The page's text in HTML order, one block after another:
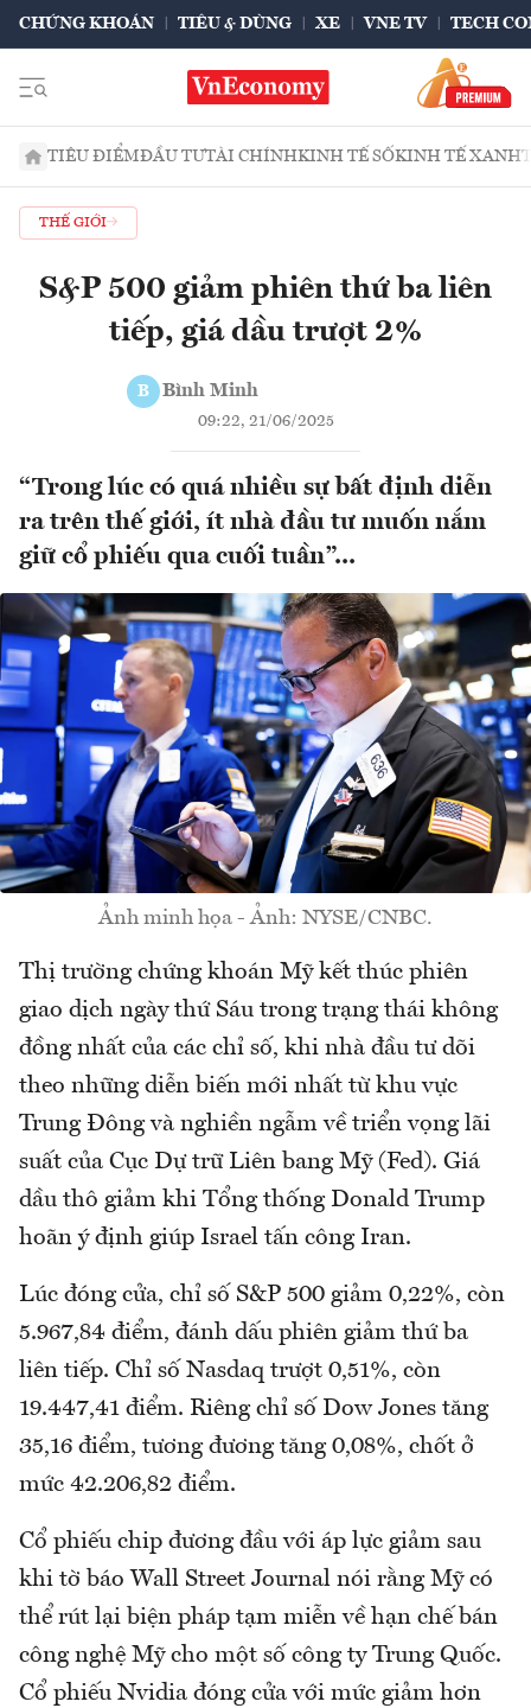
CHỨNG KHOÁN TIÊU & DÙNG XE VNE TV TECH
TIÊU ĐIỂMĐẦU TƯTÀI CHÍNHKINH TẾ SỐKINH TẾ XANH
THẾ GIỚI
S&P 500 giảm phiên thứ ba liên
tiếp, giá dầu trượt 2%
B Bình Minh
09:22, 21/06/2025
“Trong lúc có quá nhiều sự bất định diễn
ra trên thế giới, ít nhà đầu tư muốn nắm
giữ cổ phiếu qua cuối tuần”...
Ảnh minh họa - Ảnh: NYSE/CNBC.
Thị trường chứng khoán Mỹ kết thúc phiên
giao dịch ngày thứ Sáu trong trạng thái không
đồng nhất của các chỉ số, khi nhà đầu tư dõi
theo những diễn biến mới nhất từ khu vực
Trung Đông và nghiền ngẫm về triển vọng lãi
suất của Cục Dự trữ Liên bang Mỹ (Fed). Giá
dầu thô giảm khi Tổng thống Donald Trump
hoãn ý định giúp Israel tấn công Iran.
Lúc đóng cửa, chỉ số S&P 500 giảm 0,22%, còn
5.967,84 điểm, đánh dấu phiên giảm thứ ba
liên tiếp. Chỉ số Nasdaq trượt 0,51%, còn
19.447,41 điểm. Riêng chỉ số Dow Jones tăng
35,16 điểm, tương đương tăng 0,08%, chốt ở
mức 42.206,82 điểm.
Cổ phiếu chip đương đầu với áp lực giảm sau
khi tờ báo Wall Street Journal nói rằng Mỹ có
thể rút lại biện pháp tạm miễn về hạn chế bán
công nghệ Mỹ cho một số công ty Trung Quốc.
Cổ phiếu Nvidia đóng cửa với mức giảm hơn